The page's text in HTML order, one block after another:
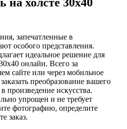
на холсте 30х40
запечатленные в
особого представления.
идеальное решение для
онлайн. Всего за
сайте или через мобильное
преобразование вашего
произведение искусства.
упрощен и не требует
фотографию, определите
заказ.